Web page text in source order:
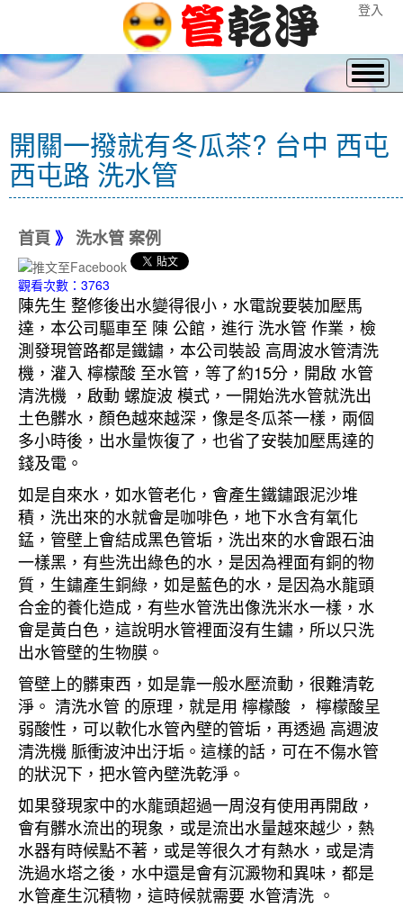
登入
開關一撥就有冬瓜茶? 台中 西屯
西屯路 洗水管
首頁 》 洗水管 案例
觀看次數：3763
陳先生 整修後出水變得很小，水電說要裝加壓馬
達，本公司驅車至 陳 公館，進行 洗水管 作業，檢
測發現管路都是鐵鏽，本公司裝設 高周波水管清洗
機，灌入 檸檬酸 至水管，等了約15分，開啟 水管
清洗機 ，啟動 螺旋波 模式，一開始洗水管就洗出
土色髒水，顏色越來越深，像是冬瓜茶一樣，兩個
多小時後，出水量恢復了，也省了安裝加壓馬達的
錢及電。
如是自來水，如水管老化，會產生鐵鏽跟泥沙堆
積，洗出來的水就會是咖啡色，地下水含有氧化
錳，管壁上會結成黑色管垢，洗出來的水會跟石油
一樣黑，有些洗出綠色的水，是因為裡面有銅的物
質，生鏽產生銅綠，如是藍色的水，是因為水龍頭
合金的養化造成，有些水管洗出像洗米水一樣，水
會是黃白色，這說明水管裡面沒有生鏽，所以只洗
出水管壁的生物膜。
管壁上的髒東西，如是靠一般水壓流動，很難清乾
淨。 清洗水管 的原理，就是用 檸檬酸 ， 檸檬酸呈
弱酸性，可以軟化水管內壁的管垢，再透過 高週波
清洗機 脈衝波沖出汙垢。這樣的話，可在不傷水管
的狀況下，把水管內壁洗乾淨。
如果發現家中的水龍頭超過一周沒有使用再開啟，
會有髒水流出的現象，或是流出水量越來越少，熱
水器有時候點不著，或是等很久才有熱水，或是清
洗過水塔之後，水中還是會有沉澱物和異味，都是
水管產生沉積物，這時候就需要 水管清洗 。